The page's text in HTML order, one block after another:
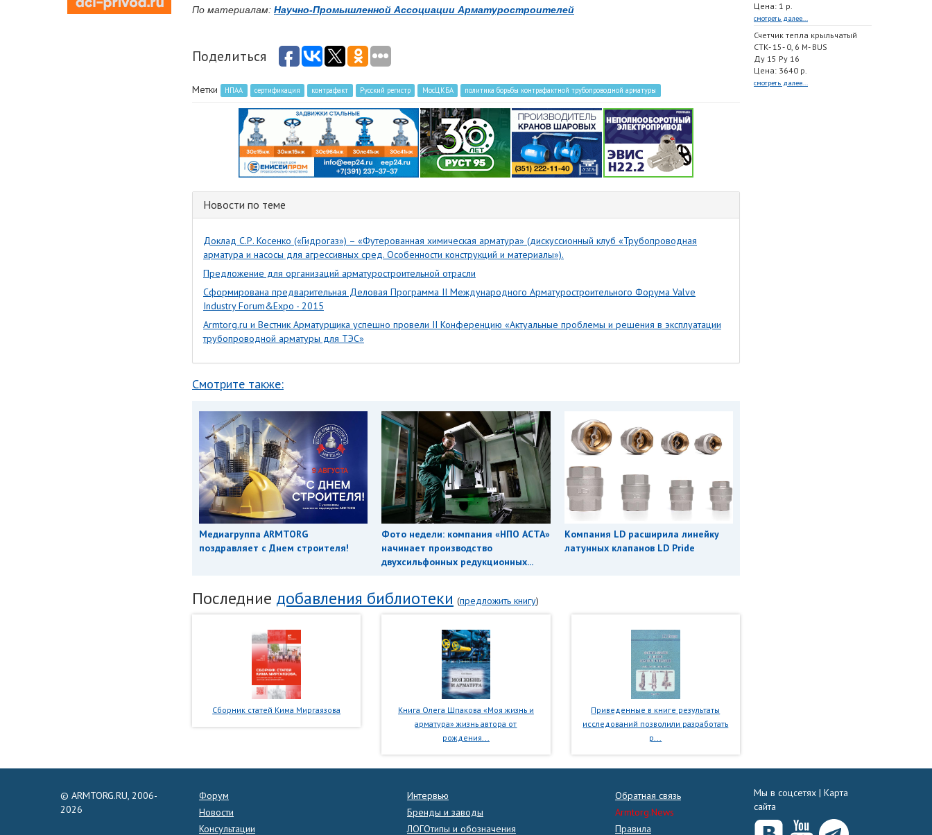
По материалам: Научно-Промышленной Ассоциации Арматуростроителей
Поделиться
Метки НПАА сертификация контрафакт Русский регистр МосЦКБА политика борьбы контрафактной трубопроводной арматуры
Новости по теме
Доклад С.Р. Косенко («Гидрогаз») – «Футерованная химическая арматура» (дискуссионный клуб «Трубопроводная
арматура и насосы для агрессивных сред. Особенности конструкций и материалы»).
Предложение для организаций арматуростроительной отрасли
Сформирована предварительная Деловая Программа II Международного Арматуростроительного Форума Valve
Industry Forum&Expo - 2015
Armtorg.ru и Вестник Арматурщика успешно провели II Конференцию «Актуальные проблемы и решения в эксплуатации
трубопроводной арматуры для ТЭС»
Смотрите также:
Медиагруппа ARMTORG
поздравляет с Днем строителя!
Фото недели: компания «НПО АСТА»
начинает производство
двухсильфонных редукционных...
Компания LD расширила линейку
латунных клапанов LD Pride
Последние добавления библиотеки (предложить книгу)
Сборник статей Кима Миргаязова
Книга Олега Шпакова «Моя жизнь и
арматура» жизнь автора от
рождения...
Приведенные в книге результаты
исследований позволили разработать
р...
Цена: 1 р.
смотреть далее...
Счетчик тепла крыльчатый
СТК- 15- 0, 6 M- BUS
Ду 15 Ру 16
Цена: 3640 р.
смотреть далее...
© ARMTORG.RU, 2006-
2026
Форум
Новости
Консультации
Интервью
Бренды и заводы
ЛОГОтипы и обозначения
Обратная связь
Armtorg.News
Правила
Мы в соцсетях | Карта
сайта